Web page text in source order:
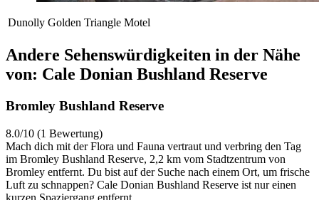
Dunolly Golden Triangle Motel
Andere Sehenswürdigkeiten in der Nähe
von: Cale Donian Bushland Reserve
Bromley Bushland Reserve
8.0/10 (1 Bewertung)
Mach dich mit der Flora und Fauna vertraut und verbring den Tag
im Bromley Bushland Reserve, 2,2 km vom Stadtzentrum von
Bromley entfernt. Du bist auf der Suche nach einem Ort, um frische
Luft zu schnappen? Cale Donian Bushland Reserve ist nur einen
kurzen Spaziergang entfernt.